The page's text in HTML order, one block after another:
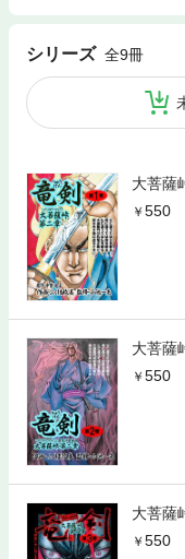
シリーズ 全9冊
大菩
550
大菩
550
大菩薩
550